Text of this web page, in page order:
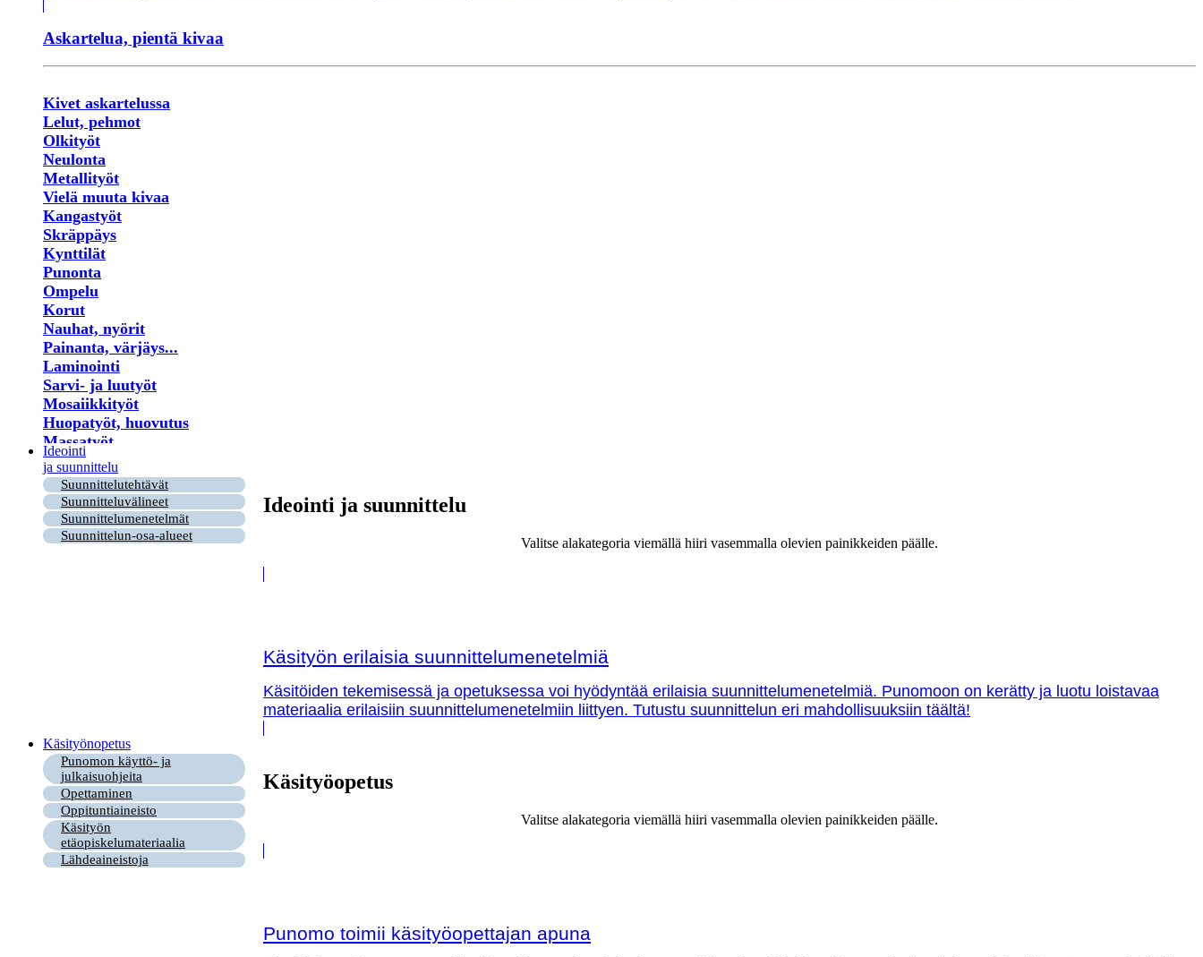
Askartelua, pientä kivaa
Kivet askartelussa
Lelut, pehmot
Olkityöt
Neulonta
Metallityöt
Vielä muuta kivaa
Kangastyöt
Skräppäys
Kynttilät
Punonta
Ompelu
Korut
Nauhat, nyörit
Painanta, värjäys...
Laminointi
Sarvi- ja luutyöt
Mosaiikkityöt
Huopatyöt, huovutus
Massatyöt
Kukat
Lastu- ja puutyöt
Virkkaus
Helmet
Puu- ja risutyöt
Ideointi
ja suunnittelu
Suunnittelutehtävät
Suunnitteluvälineet
Suunnittelumenetelmät
Suunnittelun-osa-alueet
Ideointi ja suunnittelu
Valitse alakategoria viemällä hiiri vasemmalla olevien painikkeiden päälle.
Käsityön erilaisia suunnittelumenetelmiä
Käsitöiden tekemisessä ja opetuksessa voi hyödyntää erilaisia suunnittelumenetelmiä. Punomoon on kerätty ja luotu loistavaa
materiaalia erilaisiin suunnittelumenetelmiin liittyen. Tutustu suunnittelun eri mahdollisuuksiin täältä!
Käsityönopetus
Punomon käyttö- ja
julkaisuohjeita
Opettaminen
Oppituntiaineisto
Käsityön
etäopiskelumateriaalia
Lähdeaineistoja
Käsityöopetus
Valitse alakategoria viemällä hiiri vasemmalla olevien painikkeiden päälle.
Punomo toimii käsityöopettajan apuna